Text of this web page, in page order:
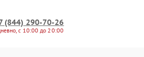
(844) 290-70-26
с 10:00 до 20:00